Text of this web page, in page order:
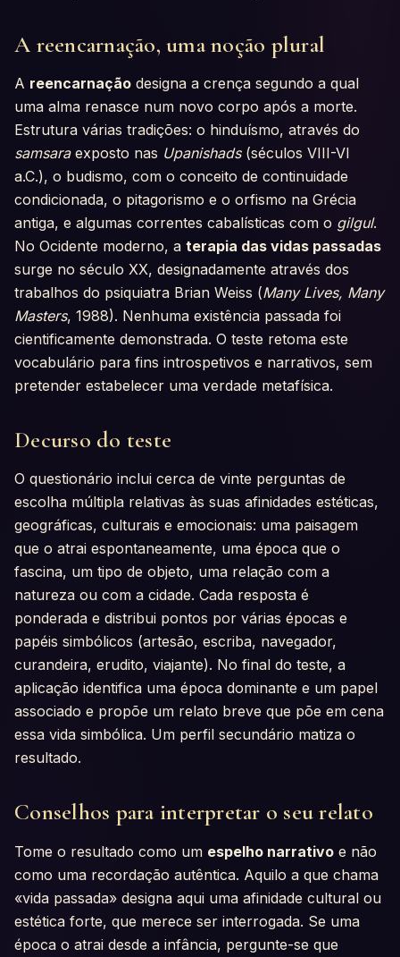
A reencarnação, uma noção plural
A reencarnação designa a crença segundo a qual
uma alma renasce num novo corpo após a morte.
Estrutura várias tradições: o hinduísmo, através do
samsaraexposto nas Upanishads(séculos VIII-VI
a.C.), o budismo, com o conceito de continuidade
condicionada, o pitagorismo e o orfismo na Grécia
antiga, e algumas correntes cabalísticas com o gilgul.
No Ocidente moderno, a terapia das vidas passadas
surge no século XX, designadamente através dos
trabalhos do psiquiatra Brian Weiss (Many Lives, Many
Masters, 1988). Nenhuma existência passada foi
cientificamente demonstrada. O teste retoma este
vocabulário para fins introspetivos e narrativos, sem
pretender estabelecer uma verdade metafísica.
Decurso do teste
O questionário inclui cerca de vinte perguntas de
escolha múltipla relativas às suas afinidades estéticas,
geográficas, culturais e emocionais: uma paisagem
que o atrai espontaneamente, uma época que o
fascina, um tipo de objeto, uma relação com a
natureza ou com a cidade. Cada resposta é
ponderada e distribui pontos por várias épocas e
papéis simbólicos (artesão, escriba, navegador,
curandeira, erudito, viajante). No final do teste, a
aplicação identifica uma época dominante e um papel
associado e propõe um relato breve que põe em cena
essa vida simbólica. Um perfil secundário matiza o
resultado.
Conselhos para interpretar o seu relato
Tome o resultado como um espelho narrativo e não
como uma recordação autêntica. Aquilo a que chama
«vida passada» designa aqui uma afinidade cultural ou
estética forte, que merece ser interrogada. Se uma
época o atrai desde a infância, pergunte-se que